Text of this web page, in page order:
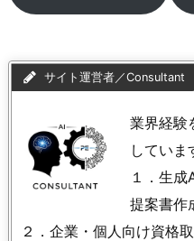
サイト運営者／Consultant
業界経験
していま
１．生
提案書作
２．企業・個人向け資格